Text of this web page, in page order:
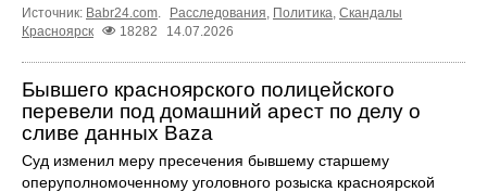
Источник: Babr24.com. Расследования, Политика, Скандалы
Красноярск
18282 14.07.2026
Бывшего красноярского полицейского
перевели под домашний арест по делу о
сливе данных Baza
Суд изменил меру пресечения бывшему старшему
оперуполномоченному уголовного розыска красноярской